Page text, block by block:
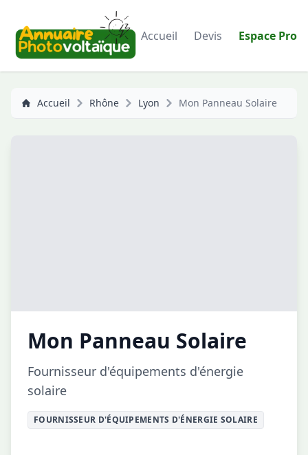
Accueil Devis Espace Pro
Accueil Rhône Lyon Mon Panneau Solaire
Mon Panneau Solaire
Fournisseur d'équipements d'énergie
solaire
FOURNISSEUR D'ÉQUIPEMENTS D'ÉNERGIE SOLAIRE